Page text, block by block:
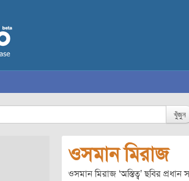
খুঁজুন
ওসমান মিরাজ
ওসমান মিরাজ ‘অস্তিত্ব’ ছবির